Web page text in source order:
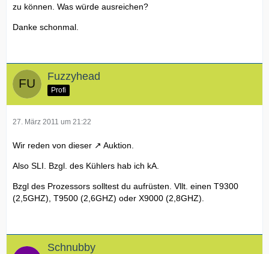
zu können. Was würde ausreichen?
Danke schonmal.
Fuzzyhead
Profi
27. März 2011 um 21:22
Wir reden von dieser Auktion.
Also SLI. Bzgl. des Kühlers hab ich kA.
Bzgl des Prozessors solltest du aufrüsten. Vllt. einen T9300
(2,5GHZ), T9500 (2,6GHZ) oder X9000 (2,8GHZ).
Schnubby